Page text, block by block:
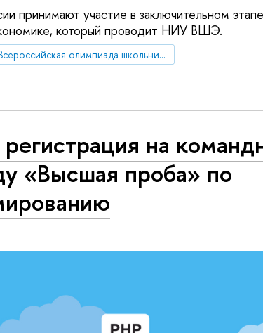
принимают участие в заключительном
который проводит НИУ ВШЭ.
Всероссийская олимпиада школьников
регистрация на
«Высшая проба» по